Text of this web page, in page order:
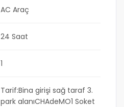
AC Araç
24 Saat
1
Tarif:Bina girişi sağ taraf 3.
park alanıCHAdeMO1 Soket